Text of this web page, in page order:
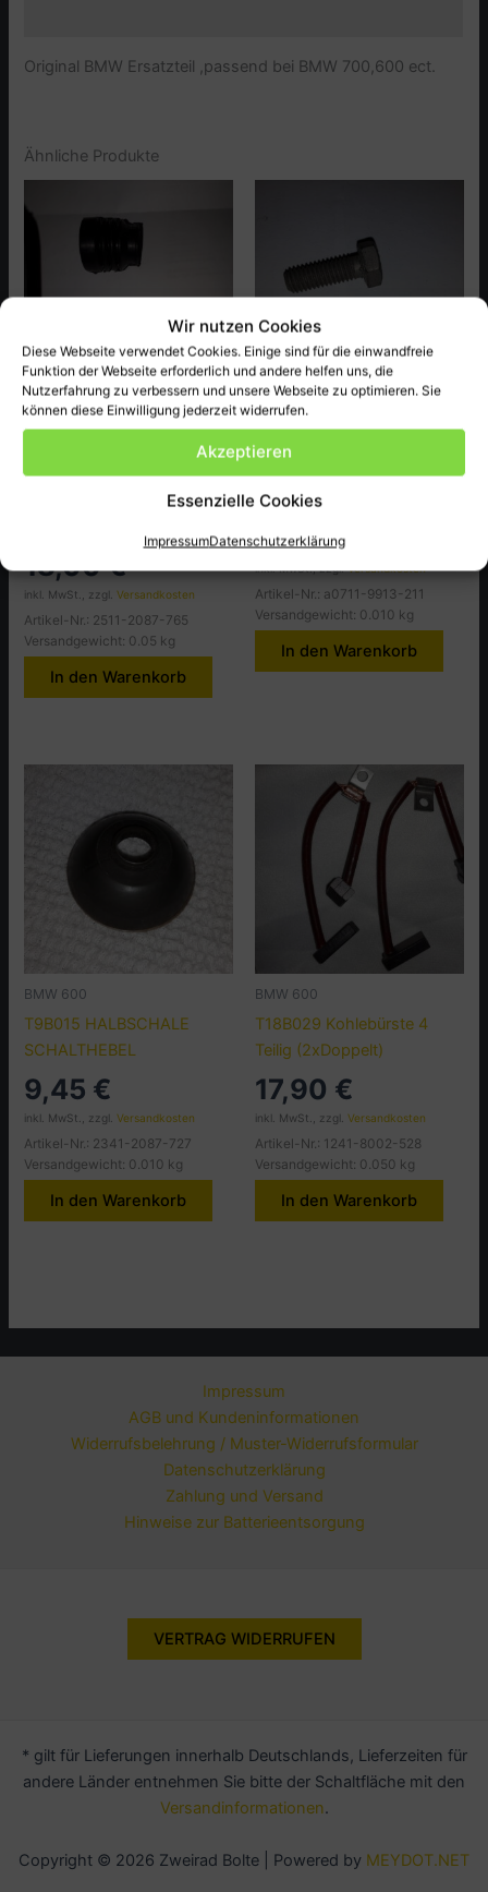
Wir nutzen Cookies
Diese Webseite verwendet Cookies. Einige sind für die einwandfreie
Funktion der Webseite erforderlich und andere helfen uns, die
Nutzerfahrung zu verbessern und unsere Webseite zu optimieren. Sie
können diese Einwilligung jederzeit widerrufen.
Akzeptieren
Essenzielle Cookies
ImpressumDatenschutzerklärung
Original BMW Ersatzteil ,passend bei BMW 700,600 ect.
Ähnliche Produkte
Fahrgestell/Schaltung,
Handbremse, Starter- und
T9B030 FALTENBALG
18,00€
inkl. MwSt., zzgl.Versandkosten
Artikel-Nr.: 2511-2087-765
Versandgewicht: 0.05 kg
In den Warenkorb
Fahrgestell/Schaltung,
Handbremse, Starter- und
Heizungszug Tafel 9
T9B055 Schraube 5×8
(auch T3B012)
0,80€
inkl. MwSt., zzgl.Versandkosten
Artikel-Nr.: a0711-9913-211
Versandgewicht: 0.010 kg
In den Warenkorb
BMW 600
T9B015 HALBSCHALE
SCHALTHEBEL
9,45 €
inkl. MwSt., zzgl.Versandkosten
Artikel-Nr.: 2341-2087-727
Versandgewicht: 0.010 kg
In den Warenkorb
BMW 600
T18B029 Kohlebürste 4
Teilig (2xDoppelt)
17,90 €
inkl. MwSt., zzgl. Versandkosten
Artikel-Nr.: 1241-8002-528
Versandgewicht: 0.050 kg
In den Warenkorb
Impressum
AGB und Kundeninformationen
Widerrufsbelehrung / Muster-Widerrufsformular
Datenschutzerklärung
Zahlung und Versand
Hinweise zur Batterieentsorgung
VERTRAG WIDERRUFEN
* gilt für Lieferungen innerhalb Deutschlands, Lieferzeiten für
andere Länder entnehmen Sie bitte der Schaltfläche mit den
Versandinformationen.
Copyright © 2026 Zweirad Bolte | Powered by MEYDOT.NET